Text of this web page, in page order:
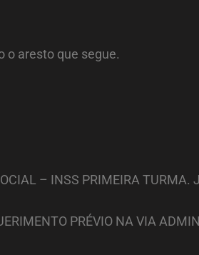
o aresto que segue.
– INSS PRIMEIRA TURMA.
PRÉVIO NA VIA